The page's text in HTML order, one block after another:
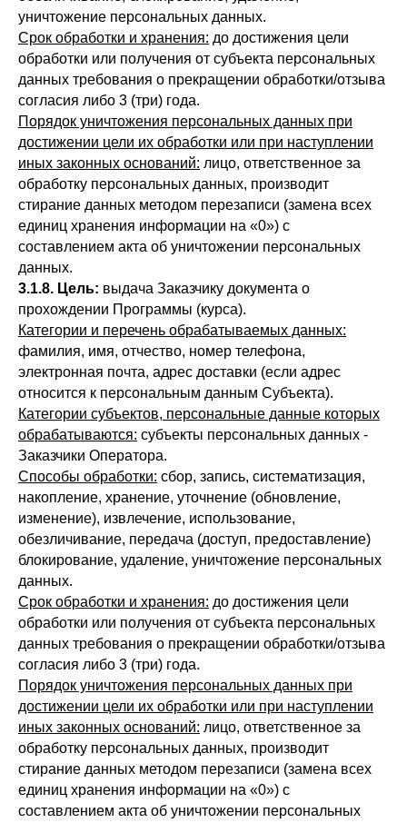
уничтожение персональных данных.
Срок обработки и хранения: до достижения цели
обработки или получения от субъекта персональных
данных требования о прекращении обработки/отзыва
согласия либо 3 (три) года.
Порядок уничтожения персональных данных при
достижении цели их обработки или при наступлении
иных законных оснований: лицо, ответственное за
обработку персональных данных, производит
стирание данных методом перезаписи (замена всех
единиц хранения информации на «0») с
составлением акта об уничтожении персональных
данных.
3.1.8. Цель: выдача Заказчику документа о
прохождении Программы (курса).
Категории и перечень обрабатываемых данных:
фамилия, имя, отчество, номер телефона,
электронная почта, адрес доставки (если адрес
относится к персональным данным Субъекта).
Категории субъектов, персональные данные которых
обрабатываются: субъекты персональных данных -
Заказчики Оператора.
Способы обработки: сбор, запись, систематизация,
накопление, хранение, уточнение (обновление,
изменение), извлечение, использование,
обезличивание, передача (доступ, предоставление)
блокирование, удаление, уничтожение персональных
данных.
Срок обработки и хранения: до достижения цели
обработки или получения от субъекта персональных
данных требования о прекращении обработки/отзыва
согласия либо 3 (три) года.
Порядок уничтожения персональных данных при
достижении цели их обработки или при наступлении
иных законных оснований: лицо, ответственное за
обработку персональных данных, производит
стирание данных методом перезаписи (замена всех
единиц хранения информации на «0») с
составлением акта об уничтожении персональных